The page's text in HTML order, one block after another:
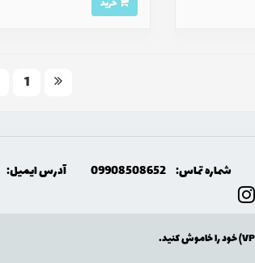
1
شماره تماس: 09908508652 آدرس ایمیل: